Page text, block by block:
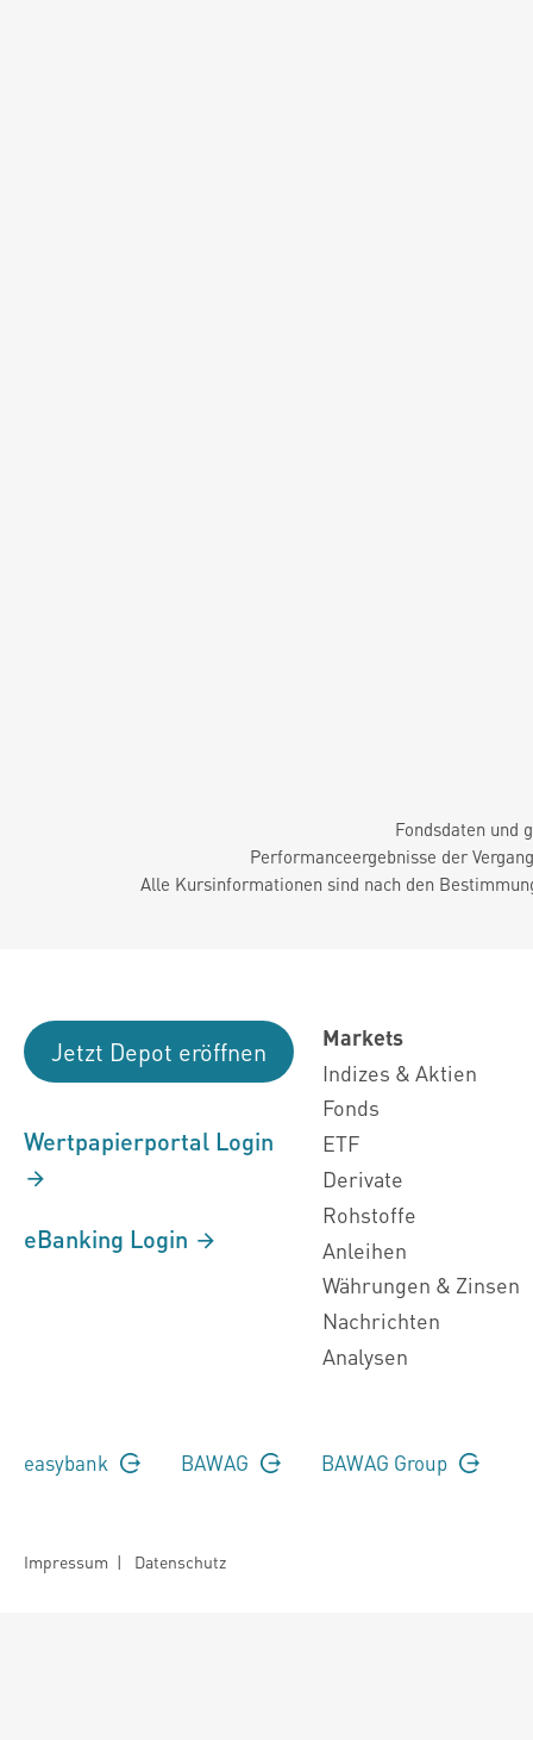
Fondsdaten und
Performanceergebnisse der
Alle Kursinformationen sind nach den
Jetzt Depot eröffnen
Wertpapierportal Login
eBanking Login
Markets
Indizes & Aktien
Fonds
ETF
Derivate
Rohstoffe
Anleihen
Währungen & Zinsen
Nachrichten
Analysen
easybank BAWAG BAWAG Group
Impressum | Datenschutz